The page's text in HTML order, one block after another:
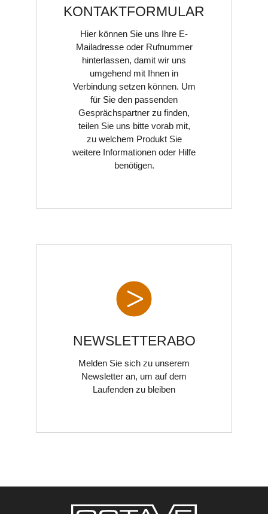
EINGANGSMODULE
AUSGANGSMODULE
KONTAKTFORMULAR
Hier können Sie uns Ihre E-
Mailadresse oder Rufnummer
hinterlassen, damit wir uns
umgehend mit Ihnen in
Verbindung setzen können. Um
für Sie den passenden
Gesprächspartner zu finden,
teilen Sie uns bitte vorab mit,
zu welchem Produkt Sie
weitere Informationen oder Hilfe
benötigen.
NEWSLETTERABO
Melden Sie sich zu unserem
Newsletter an, um auf dem
Laufenden zu bleiben